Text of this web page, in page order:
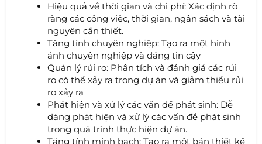
Hiệu quả về thời gian và chi phí: Xác định rõ
ràng các công việc, thời gian, ngân sách và tài
nguyên cần thiết.
Tăng tính chuyên nghiệp: Tạo ra một hình
ảnh chuyên nghiệp và đáng tin cậy
Quản lý rủi ro: Phân tích và đánh giá các rủi
ro có thể xảy ra trong dự án và giảm thiểu rủi
ro xảy ra
Phát hiện và xử lý các vấn đề phát sinh: Dễ
dàng phát hiện và xử lý các vấn đề phát sinh
trong quá trình thực hiện dự án.
Tăng tính minh bạch: Tạo ra một bản thiết kế